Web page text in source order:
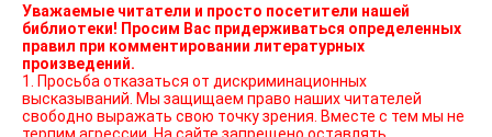
Уважаемые читатели и просто посетители нашей
библиотеки! Просим Вас придерживаться определенных
правил при комментировании литературных
произведений.
1. Просьба отказаться от дискриминационных
высказываний. Мы защищаем право наших читателей
свободно выражать свою точку зрения. Вместе с тем мы не
терпим агрессии. На сайте запрещено оставлять